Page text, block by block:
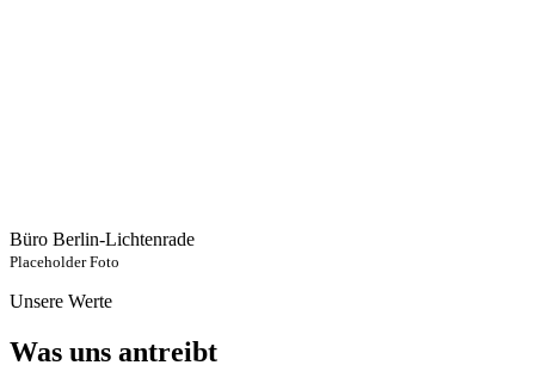
Büro Berlin-Lichtenrade
Placeholder Foto
Unsere Werte
Was uns antreibt